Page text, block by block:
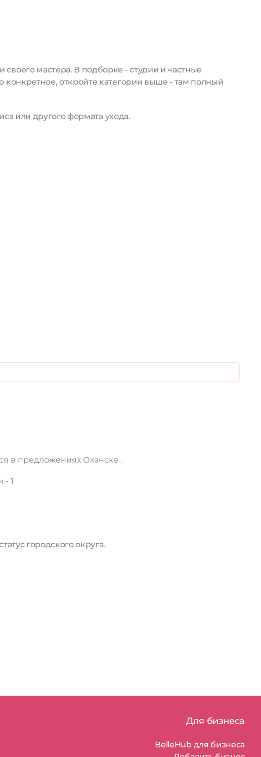
мастера. В подборке - студии и частные
откройте категории выше - там полный
или другого формата ухода.
в предложениях Оханске .
- 1
городского округа.
Для бизнеса
BelleHub для бизнеса